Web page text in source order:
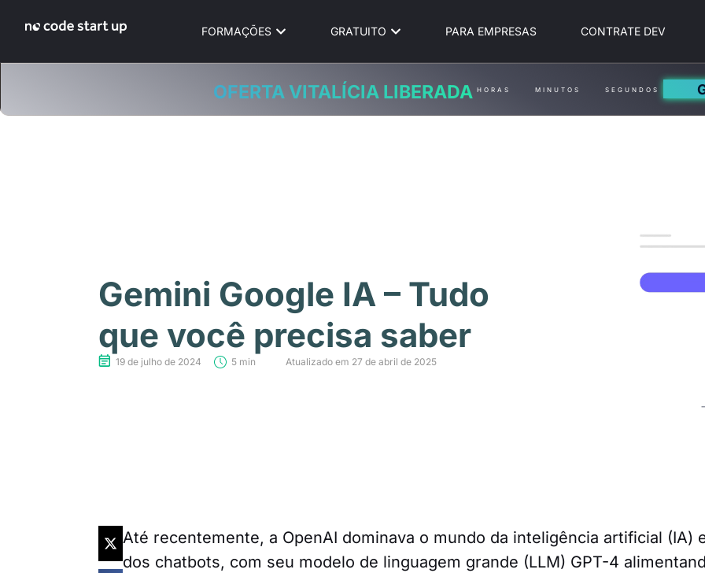
FORMAÇÕES GRATUITO PARA EMPRESAS CONTRATE DEV
OFERTA VITALÍCIA LIBERADA HORAS MINUTOS SEGUNDOS
Gemini Google IA – Tudo
que você precisa saber
19 de julho de 2024 5 min Atualizado em 27 de abril de 2025
Até recentemente, a OpenAI dominava o mundo da inteligência artificial (IA)
dos chatbots, com seu modelo de linguagem grande (LLM) GPT-4